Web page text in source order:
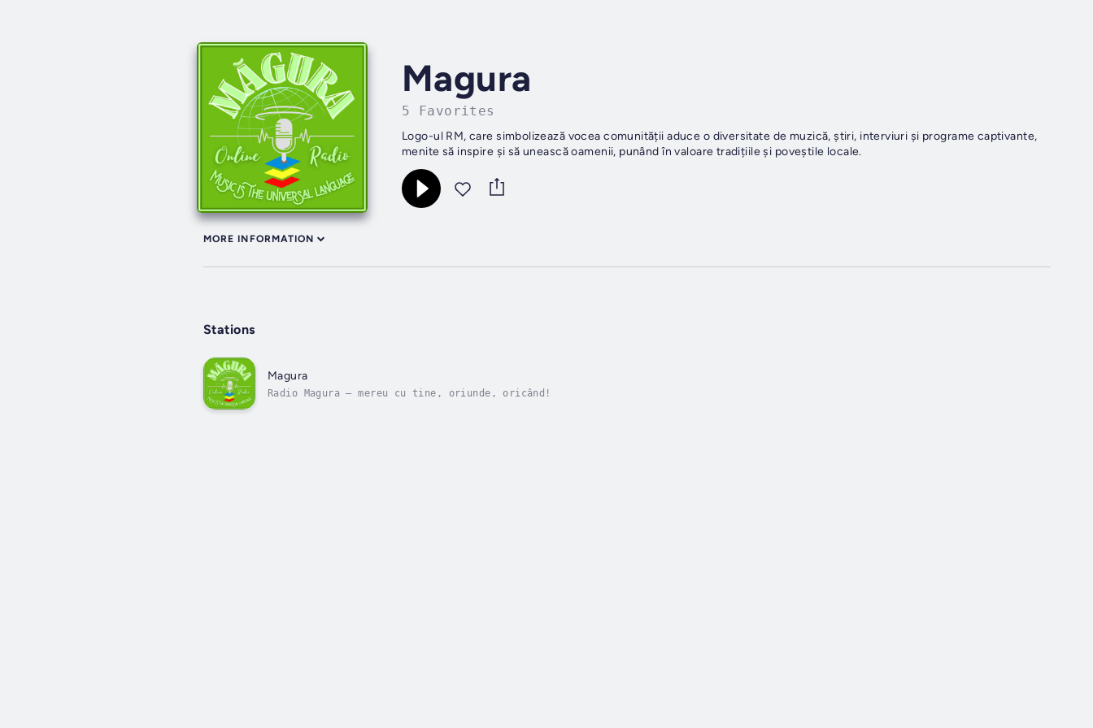
Magura
5 Favorites
Logo-ul RM, care simbolizează vocea comunității aduce o diversitate de muzică, știri, interviuri și programe captivante,
menite să inspire și să unească oamenii, punând în valoare tradițiile și poveștile locale.
MORE INFORMATION
Stations
Magura
Radio Magura – mereu cu tine, oriunde, oricând!